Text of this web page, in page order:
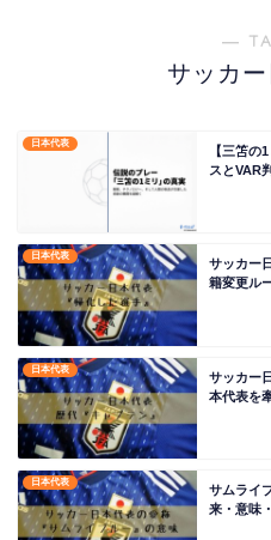
―
サッカ
日本代表
【三笘の
スとVAR
日本代表
サッカー
籍変更ル
日本代表
サッカー
本代表を
日本代表
サムライ
来・意味